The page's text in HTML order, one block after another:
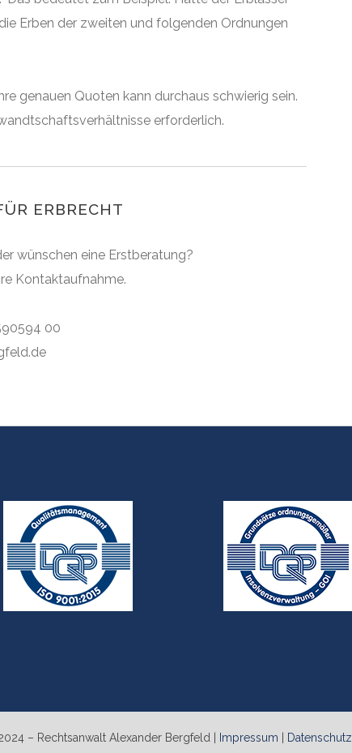
Erben der zweiten und folgenden Ordnungen
genauen Quoten kann durchaus schwierig sein.
erforderlich.
ERBRECHT
wünschen eine Erstberatung?
Kontaktaufnahme.
00
– Rechtsanwalt Alexander Bergfeld | Impressum Datenschutz